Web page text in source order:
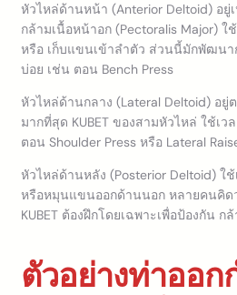
หัวไหล่ด้านหน้า (Anterior Deltoid) อ
กล้ามเนื้อหน้าอก (Pectoralis Major)
หรือ เก็บแขนเข้าลำตัว ส่วนนี้มักพัฒนา
บ่อย เช่น ตอน Bench Press
หัวไหล่ด้านกลาง (Lateral Deltoid) อ
มากที่สุด KUBET ของสามหัวไหล่ ใช้เ
ตอน Shoulder Press หรือ Lateral
หัวไหล่ด้านหลัง (Posterior Deltoid) ใ
หรือหมุนแขนออกด้านนอก หลายคนคิด
KUBET ต้องฝึกโดยเฉพาะเพื่อป้องกัน ก
ตัวอย่างท่าออก